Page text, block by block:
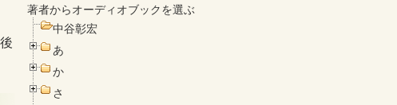
著者からオーディオブックを選ぶ
中谷彰宏
あ
か
さ